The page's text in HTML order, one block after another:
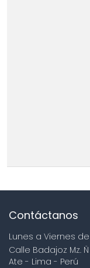
Contáctanos
Lunes a Viernes de
Calle Badajoz Mz.
Ate - Lima - Perú